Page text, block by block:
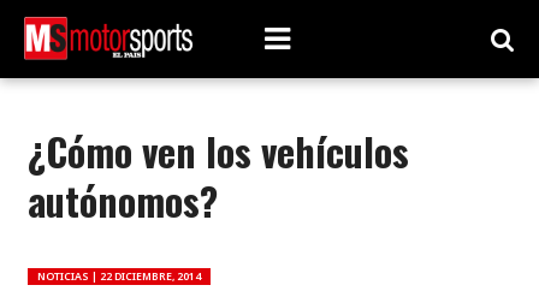
¿Cómo ven los vehículos
autónomos?
NOTICIAS | 22 DICIEMBRE, 2014